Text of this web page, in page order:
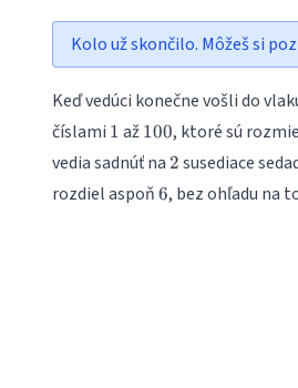
Kolo už skončilo. Môžeš si
Keď vedúci konečne vošli do
číslami 1
1 až 100
100, ktoré sú
vedia sadnúť na 2
2 susediace
rozdiel aspoň 6
6, bez ohľadu na